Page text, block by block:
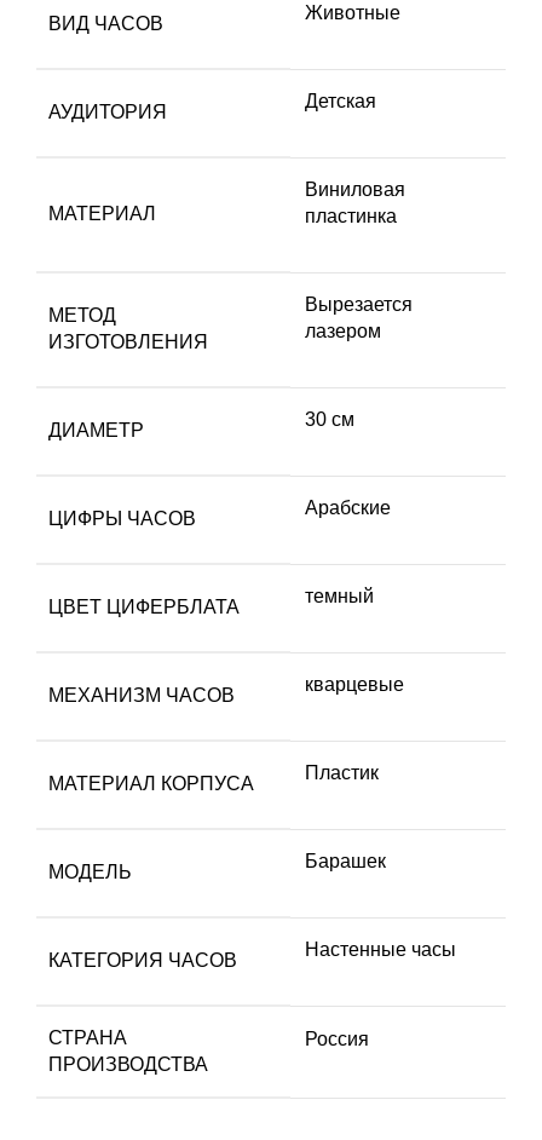
ВИД ЧАСОВ
Животные
АУДИТОРИЯ
Детская
МАТЕРИАЛ
Виниловая
пластинка
МЕТОД
ИЗГОТОВЛЕНИЯ
Вырезается
лазером
ДИАМЕТР
30 см
ЦИФРЫ ЧАСОВ
Арабские
ЦВЕТ ЦИФЕРБЛАТА
темный
МЕХАНИЗМ ЧАСОВ
кварцевые
МАТЕРИАЛ КОРПУСА
Пластик
МОДЕЛЬ
Барашек
КАТЕГОРИЯ ЧАСОВ
Настенные часы
СТРАНА
ПРОИЗВОДСТВА
Россия